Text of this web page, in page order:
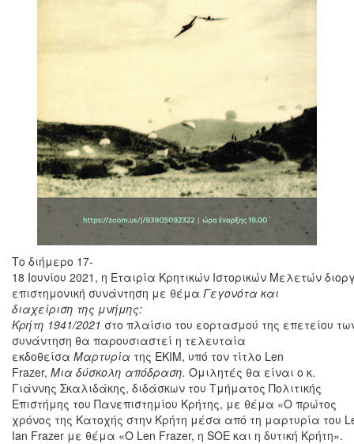
Το διήμερο 17-
18 Ιουνίου 2021, η Εταιρία Κρητικών Ιστορικών Μελετών
επιστημονική συνάντηση με θέμα Γεγονότα και
διαχείριση της μνήμης:
Κρήτη 1941/2021 στο πλαίσιο του εορτασμού της επετείου
συνάντηση θα παρουσιαστεί η τελευταία
εκδοθείσα Μαρτυρία της ΕΚΙΜ, υπό τον τίτλο Len
Frazer, Μια δύσκολη απόδραση. Ομιλητές θα είναι ο κ.
Γιάννης Σκαλιδάκης, διδάσκων του Τμήματος Πολιτικής
Επιστήμης του Πανεπιστημίου Κρήτης, με θέμα «Ο πρώτος
χρόνος της Κατοχής στην Κρήτη μέσα από τη μαρτυρία του
Ian Frazer με θέμα «Ο Len Frazer, η SOE και η δυτική Κρήτη».